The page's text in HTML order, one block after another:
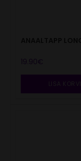
19.90€
LISA KORVI